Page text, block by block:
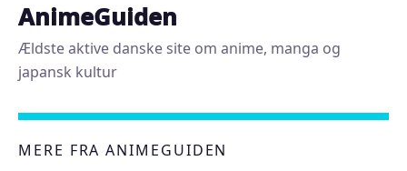
AnimeGuiden
Ældste aktive danske site om anime, manga og
japansk kultur
MERE FRA ANIMEGUIDEN